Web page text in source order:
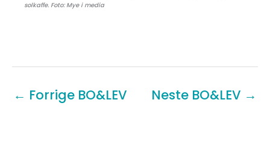
solkaffe. Foto: Mye i media
← Forrige BO&LEV Neste BO&LEV →